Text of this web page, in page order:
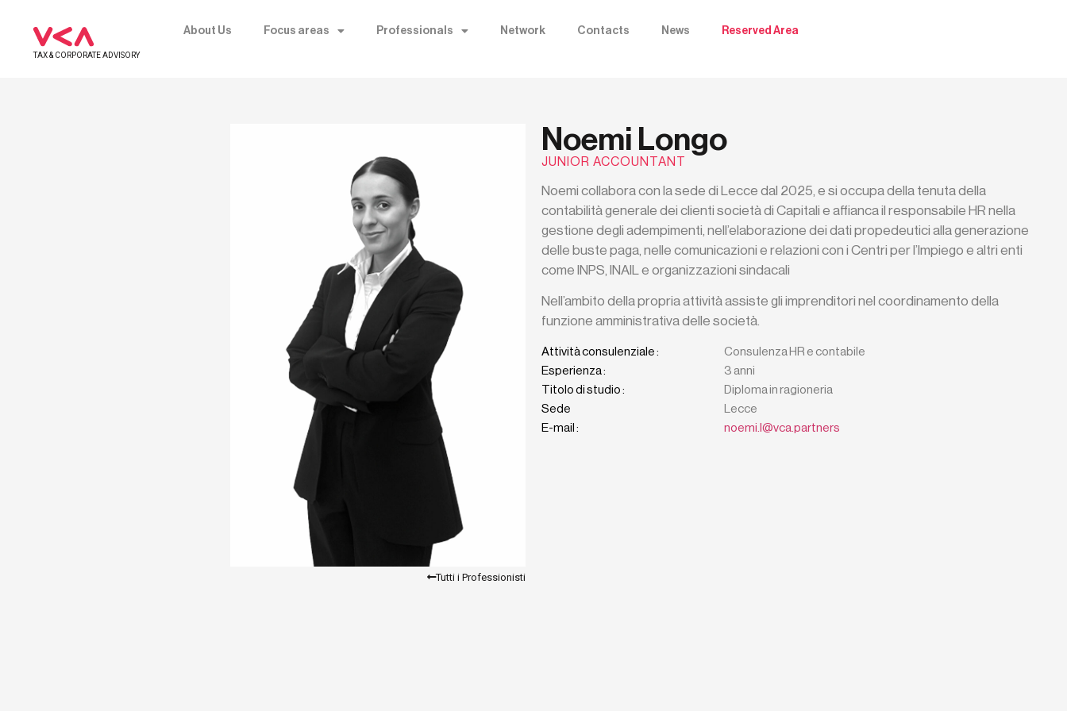
TAX & CORPORATE ADVISORY
About Us Focus areas Professionals Network Contacts News Reserved Area
Tutti i Professionisti
Noemi Longo
JUNIOR ACCOUNTANT
Noemi collabora con la sede di Lecce dal 2025, e si occupa della tenuta della
contabilità generale dei clienti società di Capitali e affianca il responsabile HR nella
gestione degli adempimenti, nell’elaborazione dei dati propedeutici alla generazione
delle buste paga, nelle comunicazioni e relazioni con i Centri per l’Impiego e altri enti
come INPS, INAIL e organizzazioni sindacali
Nell’ambito della propria attività assiste gli imprenditori nel coordinamento della
funzione amministrativa delle società.
Attività consulenziale :
Consulenza HR e contabile
Esperienza :
3 anni
Titolo di studio :
Diploma in ragioneria
Sede
Lecce
E-mail :
noemi.l@vca.partners